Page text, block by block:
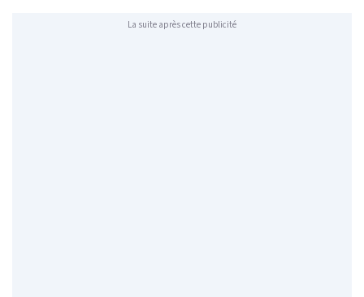
La suite après cette publicité